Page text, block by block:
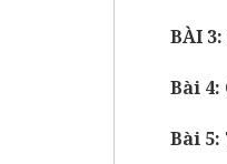
BÀI
Bài 4:
Bài 5: